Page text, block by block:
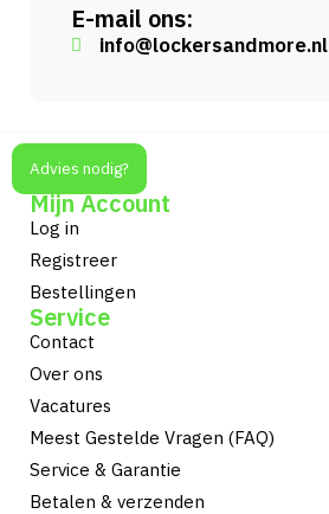
E-mail ons:
info@lockersandmore.nl
Advies nodig?
Mijn Account
Log in
Registreer
Bestellingen
Service
Contact
Over ons
Vacatures
Meest Gestelde Vragen (FAQ)
Service & Garantie
Betalen & verzenden